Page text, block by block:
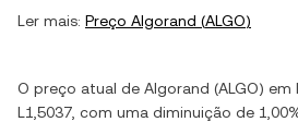
Ler mais: Preço Algorand (ALGO)
O preço atual de Algorand (ALGO) em
L1,5037 , com uma diminuição de